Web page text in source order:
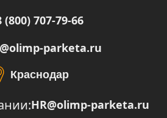
(800) 707-79-66
parketa.ru
Краснодар
HR@olimp-parketa.ru